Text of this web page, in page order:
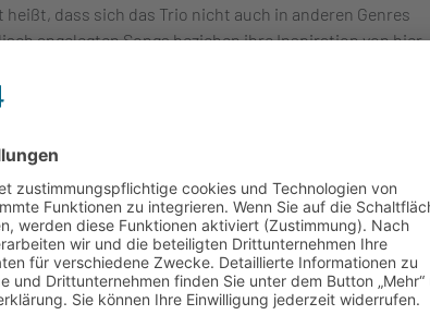
heißt, dass sich das Trio nicht auch in anderen Genres
angelegten Songs beziehen ihre Inspiration von hier
„The Herfsts” aus Leuven in Belgien für sich
Heavy-Pop nennen sie die energievolle Mischung, bei